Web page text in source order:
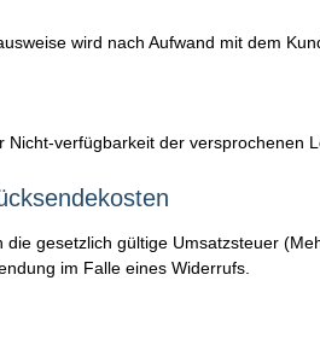
wird nach Aufwand mit dem
verfügbarkeit der versprochenen
gesetzlich gültige Umsatzsteuer
im Falle eines Widerrufs.